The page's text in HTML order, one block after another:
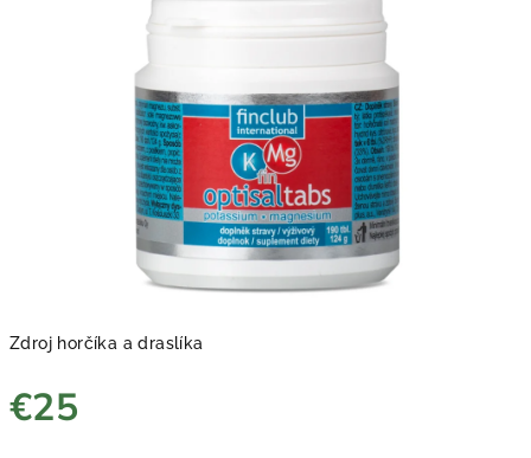
Zdroj horčíka a draslíka
€25